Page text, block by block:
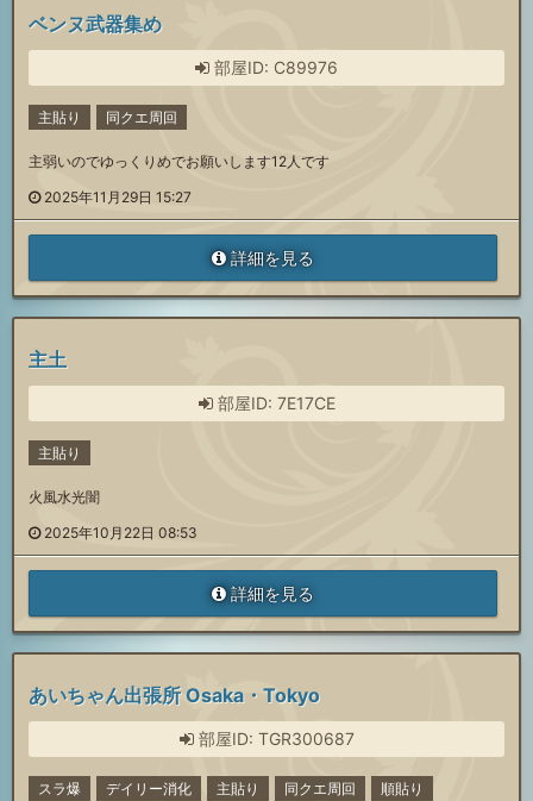
ベンヌ武器集め
部屋ID: C89976
主貼り 同クエ周回
主弱いのでゆっくりめでお願いします12人です
2025年11月29日 15:27
詳細を見る
主土
部屋ID: 7E17CE
主貼り
火風水光闇
2025年10月22日 08:53
詳細を見る
あいちゃん出張所 Osaka・Tokyo
部屋ID: TGR300687
スラ爆 デイリー消化 主貼り 同クエ周回 順貼り